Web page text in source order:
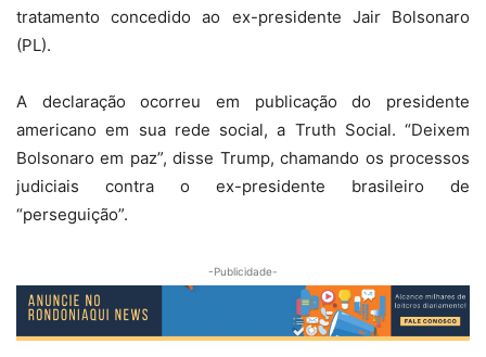
tratamento concedido ao ex-presidente Jair Bolsonaro
(PL).
A declaração ocorreu em publicação do presidente
americano em sua rede social, a Truth Social. “Deixem
Bolsonaro em paz”, disse Trump, chamando os processos
judiciais contra o ex-presidente brasileiro de
“perseguição”.
-Publicidade-